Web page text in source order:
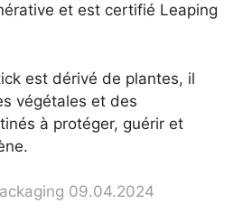
et est certifié Leaping
est dérivé de plantes, il
végétales et des
à protéger, guérir et
09.04.2024